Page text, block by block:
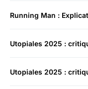
Running Man :
Utopiales 2025 :
Utopiales 2025 :